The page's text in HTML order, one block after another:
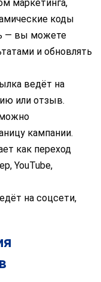
маркетинга,
коды
— вы можете
и обновлять
ведёт на
или отзыв.
кампании.
как переход
YouTube,
на соцсети,